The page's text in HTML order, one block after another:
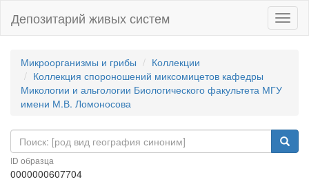
Депозитарий живых систем
Микроорганизмы и грибы
Коллекции
Коллекция спороношений миксомицетов кафедры
Микологии и альгологии Биологического факультета МГУ
имени М.В. Ломоносова
ID образца
0000000607704